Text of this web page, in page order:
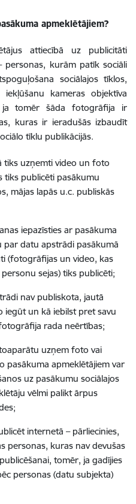
apmeklētājiem?
attiecībā uz publicitāti
kurām patīk sociāli
sociālajos tīklos,
kameras objektīva
ja tomēr šāda fotogrāfija ir
kuras ir ieradušās izbaudīt
tīklu publikācijās.
tiks uzņemti video un foto
tiks publicēti pasākumu
mājas lapās u.c. publiskās
iepazīsties ar pasākuma
datu apstrādi pasākumā
(fotogrāfijas un video, kas
sejas) tiks publicēti;
nav publiskota, jautā
iegūt un kā iebilst pret savu
rada neērtības;
uzņem foto vai
pasākuma apmeklētājiem var
uz pasākumu sociālajos
vēlmi palikt ārpus
internetā – pārliecinies,
personas, kuras nav devušas
tomēr, ja gadījies
personas (datu subjekta)